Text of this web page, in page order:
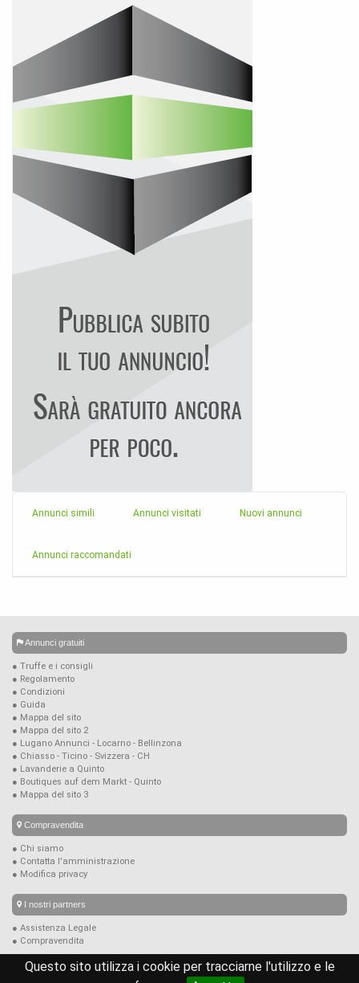
Questo sito utilizza i cookie per tracciarne l'utilizzo e le
Annunci simili Annunci visitati Nuovi annunci
Annunci raccomandati
Annunci gratuiti
● Truffe e i consigli
● Regolamento
● Condizioni
● Guida
● Mappa del sito
● Mappa del sito 2
● Lugano Annunci - Locarno - Bellinzona
● Chiasso - Ticino - Svizzera - CH
● Lavanderie a Quinto
● Boutiques auf dem Markt - Quinto
● Mappa del sito 3
Compravendita
● Chi siamo
● Contatta l'amministrazione
● Modifica privacy
I nostri partners
● Assistenza Legale
● Compravendita